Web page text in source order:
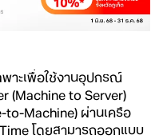
าะเพื่อใช้งานอุปกรณ์
(Machine to Server)
Machine) ผ่านเครือ
โดยสามารถออกแบบ